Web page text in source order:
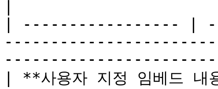
| ----------------- |
| **사용자 지정 임베드